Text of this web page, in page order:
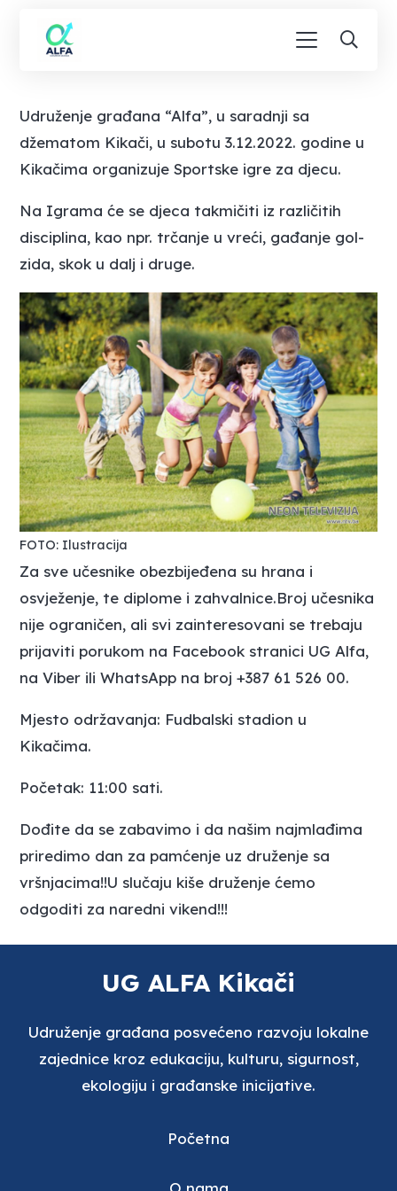
Udruženje građana “Alfa”, u saradnji sa
džematom Kikači, u subotu 3.12.2022. godine u
Kikačima organizuje Sportske igre za djecu.
Na Igrama će se djeca takmičiti iz različitih
disciplina, kao npr. trčanje u vreći, gađanje gol-
zida, skok u dalj i druge.
FOTO: Ilustracija
Za sve učesnike obezbijeđena su hrana i
osvježenje, te diplome i zahvalnice.Broj učesnika
nije ograničen, ali svi zainteresovani se trebaju
prijaviti porukom na Facebook stranici UG Alfa,
na Viber ili WhatsApp na broj +387 61 526 00.
Mjesto održavanja: Fudbalski stadion u
Kikačima.
Početak: 11:00 sati.
Dođite da se zabavimo i da našim najmlađima
priredimo dan za pamćenje uz druženje sa
vršnjacima!!U slučaju kiše druženje ćemo
odgoditi za naredni vikend!!!
UG ALFA Kikači
Udruženje građana posvećeno razvoju lokalne
zajednice kroz edukaciju, kulturu, sigurnost,
ekologiju i građanske inicijative.
Početna